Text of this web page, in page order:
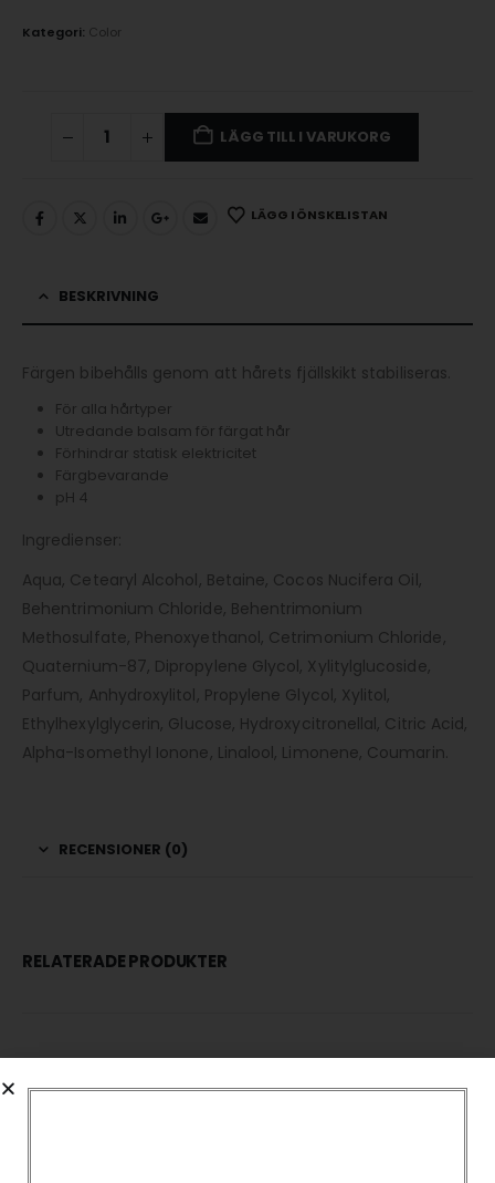
Kategori: Color
LÄGG TILL I VARUKORG
LÄGG I ÖNSKELISTAN
BESKRIVNING
Färgen bibehålls genom att hårets fjällskikt stabiliseras.
För alla hårtyper
Utredande balsam för färgat hår
Förhindrar statisk elektricitet
Färgbevarande
pH 4
Ingredienser:
Aqua, Cetearyl Alcohol, Betaine, Cocos Nucifera Oil,
Behentrimonium Chloride, Behentrimonium
Methosulfate, Phenoxyethanol, Cetrimonium Chloride,
Quaternium-87, Dipropylene Glycol, Xylitylglucoside,
Parfum, Anhydroxylitol, Propylene Glycol, Xylitol,
Ethylhexylglycerin, Glucose, Hydroxycitronellal, Citric Acid,
Alpha-Isomethyl Ionone, Linalool, Limonene, Coumarin.
RECENSIONER (0)
RELATERADE PRODUKTER